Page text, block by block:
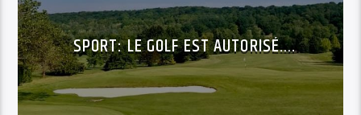
SPORT: LE GOLF EST AUTORISÉ….